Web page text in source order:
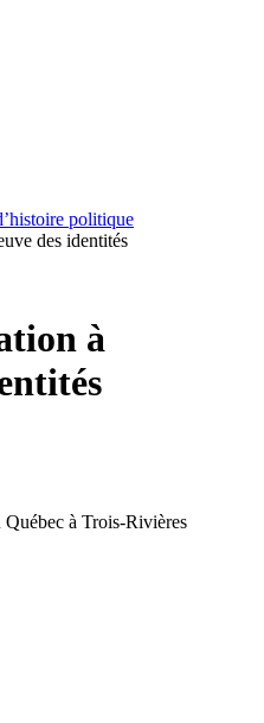
politique
des identités
à
à Trois-Rivières